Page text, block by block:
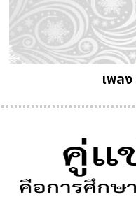
เพล